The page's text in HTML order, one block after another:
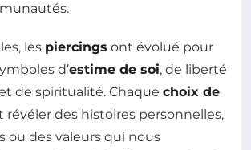
les piercings ont évolué pour
d’estime de soi, de liberté
de spiritualité. Chaque choix de
révéler des histoires personnelles,
ou des valeurs qui nous